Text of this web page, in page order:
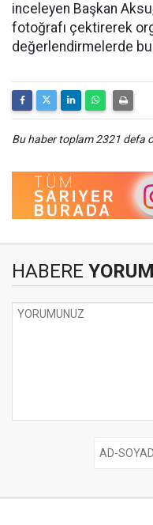
inceleyen Başkan
fotoğrafı çektirerek
değerlendirmelerde
Bu haber toplam 2321 defa
HABERE